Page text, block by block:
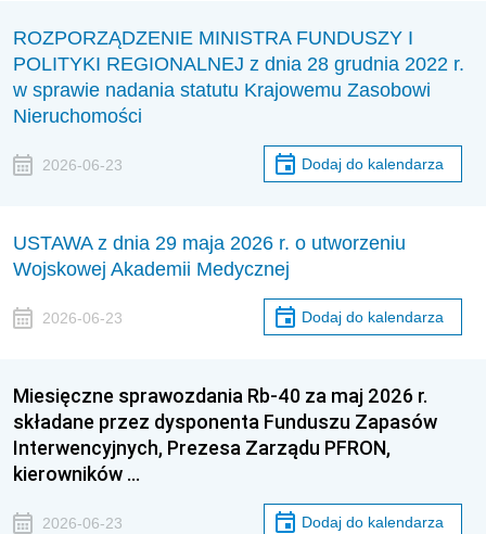
ROZPORZĄDZENIE MINISTRA FUNDUSZY I
POLITYKI REGIONALNEJ z dnia 28 grudnia 2022 r.
w sprawie nadania statutu Krajowemu Zasobowi
Nieruchomości
2026-06-23 Dodaj do kalendarza
USTAWA z dnia 29 maja 2026 r. o utworzeniu
Wojskowej Akademii Medycznej
2026-06-23 Dodaj do kalendarza
Miesięczne sprawozdania Rb-40 za maj 2026 r.
składane przez dysponenta Funduszu Zapasów
Interwencyjnych, Prezesa Zarządu PFRON,
kierowników …
2026-06-23 Dodaj do kalendarza